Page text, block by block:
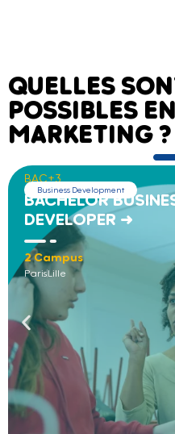
QUELLES
POSSIBLES
MARKETING ?
BAC+3
BACHELOR
DEVELOPER →
2 Campus
ParisLille
Business Development